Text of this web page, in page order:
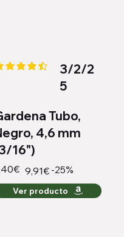
5
calificación promedio es 4.4
3/2/2
5
Tubo,
4,6 mm
16")
9,91€ -25%
Ver producto